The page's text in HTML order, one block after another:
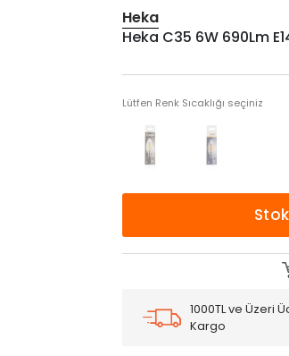
Heka
Heka C35 6W 690Lm
Lütfen Renk Sıcaklığı seçiniz
1000TL ve Üzeri
Kargo